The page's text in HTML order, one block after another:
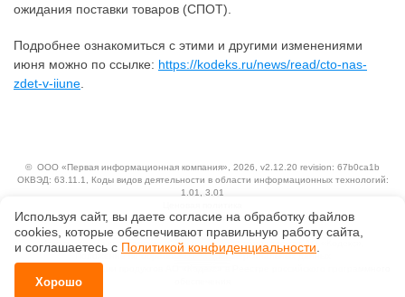
ожидания поставки товаров (СПОТ).
Подробнее ознакомиться с этими и другими изменениями
июня можно по ссылке: https://kodeks.ru/news/read/cto-nas-
zdet-v-iiune
© ООО «Первая информационная компания» , 2026, v2.12.20 revision: 67b0ca1b
ОКВЭД: 63.11.1, Коды видов деятельности в области информационных технологий:
1.01, 3.01
Технологии
Исключительные авторские и смежные права принадлежат АО «Кодекс».
Положение по обработке и защите персональных данных
Справка о регистрации продуктов АО «Кодекс» в Реестре российского программного
Используя сайт, вы даете согласие на обработку файлов
сооkiеs, которые обеспечивают правильную работу сайта,
и соглашаетесь с Политикой конфиденциальности.
Хорошо